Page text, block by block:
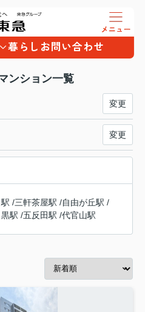
暮らし お問い合わせ
ンション一覧
変更
変更
/三軒茶屋駅 /自由が丘駅 /
駅 /五反田駅 /代官山駅